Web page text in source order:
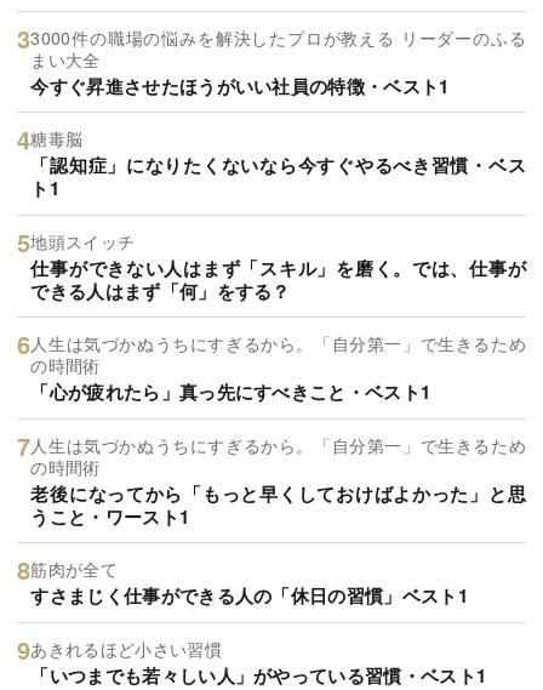
3000件の職場の悩みを解決したプロが教える リーダーのふる
まい大全
今すぐ昇進させたほうがいい社員の特徴・ベスト1
糖毒脳
「認知症」になりたくないなら今すぐやるべき習慣・ベス
ト1
地頭スイッチ
仕事ができない人はまず「スキル」を磨く。では、仕事が
できる人はまず「何」をする？
人生は気づかぬうちにすぎるから。「自分第一」で生きるため
の時間術
「心が疲れたら」真っ先にすべきこと・ベスト1
人生は気づかぬうちにすぎるから。「自分第一」で生きるため
の時間術
老後になってから「もっと早くしておけばよかった」と思
うこと・ワースト1
筋肉が全て
すさまじく仕事ができる人の「休日の習慣」ベスト1
あきれるほど小さい習慣
「いつまでも若々しい人」がやっている習慣・ベスト1